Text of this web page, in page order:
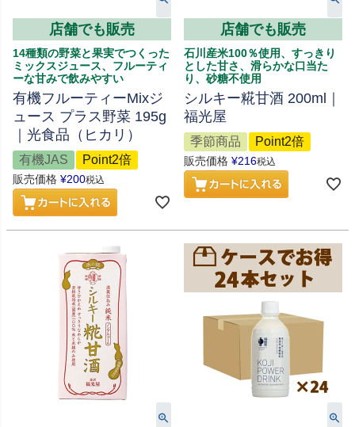
店舗でも販売
14種類の野菜と果実でつくった
ミックスジュース、フルーティ
ーな甘みで飲みやすい
有機フルーティーMixジ
ュース プラス野菜 195g
｜光食品（ヒカリ）
有機JAS Point2倍
販売価格 ¥200税込
店舗でも販売
石川産米100％使用、すっきり
とした甘さ、滑らかな口当た
り、砂糖不使用
シルキー糀甘酒 200ml｜
福光屋
季節商品 Point2倍
販売価格 ¥216税込